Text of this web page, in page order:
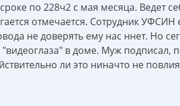
по 228ч2 с мая месяца. Ведет
отмечается. Сотрудник УФСИН
не доверять ему нас ннет. Но
в доме. Муж подписал,
ли это ниначто не